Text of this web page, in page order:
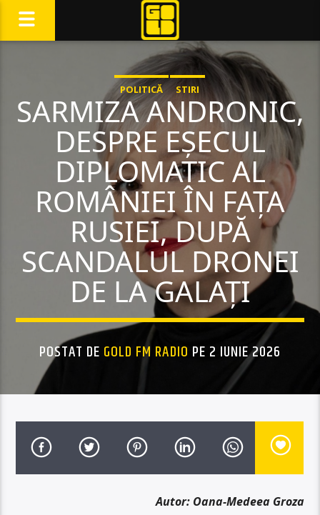
POLITICĂ STIRI
SARMIZA ANDRONIC,
DESPRE EȘECUL
DIPLOMATIC AL
ROMÂNIEI ÎN FAȚA
RUSIEI, DUPĂ
SCANDALUL DRONEI
DE LA GALAȚI
POSTAT DE GOLD FM RADIO PE 2 IUNIE 2026
Autor: Oana-Medeea Groza